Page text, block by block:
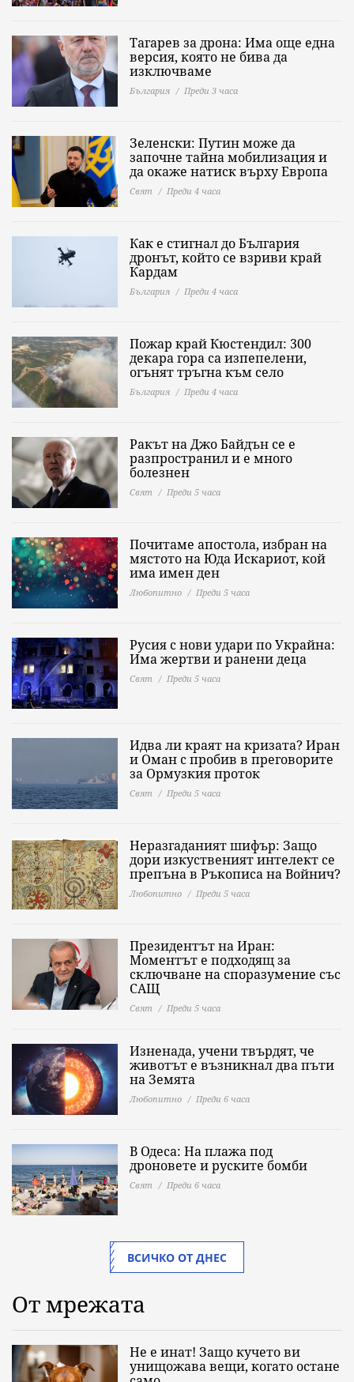
Тагарев за дрона: Има още една
версия, която не бива да
изключваме
България Преди 3 часа
Зеленски: Путин може да
започне тайна мобилизация и
да окаже натиск върху Европа
Свят Преди 4 часа
Как е стигнал до България
дронът, който се взриви край
Кардам
България Преди 4 часа
Пожар край Кюстендил: 300
декара гора са изпепелени,
огънят тръгна към село
България Преди 4 часа
Ракът на Джо Байдън се е
разпространил и е много
болезнен
Свят Преди 5 часа
Почитаме апостола, избран на
мястото на Юда Искариот, кой
има имен ден
Любопитно Преди 5 часа
Русия с нови удари по Украйна:
Има жертви и ранени деца
Свят Преди 5 часа
Идва ли краят на кризата? Иран
и Оман с пробив в преговорите
за Ормузкия проток
Свят Преди 5 часа
Неразгаданият шифър: Защо
дори изкуственият интелект се
препъна в Ръкописа на Войнич?
Любопитно Преди 5 часа
Президентът на Иран:
Моментът е подходящ за
сключване на споразумение със
САЩ
Свят Преди 5 часа
Изненада, учени твърдят, че
животът е възникнал два пъти
на Земята
Любопитно Преди 6 часа
В Одеса: На плажа под
дроновете и руските бомби
Свят Преди 6 часа
ВСИЧКО ОТ ДНЕС
От мрежата
Не е инат! Защо кучето ви
унищожава вещи, когато остане